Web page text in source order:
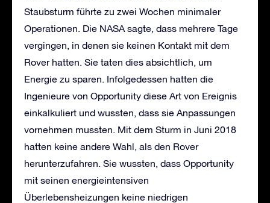
Staubsturm führte zu zwei Wochen minimaler
Operationen. Die NASA sagte, dass mehrere Tage
vergingen, in denen sie keinen Kontakt mit dem
Rover hatten. Sie taten dies absichtlich, um
Energie zu sparen. Infolgedessen hatten die
Ingenieure von Opportunity diese Art von Ereignis
einkalkuliert und wussten, dass sie Anpassungen
vornehmen mussten. Mit dem Sturm in Juni 2018
hatten keine andere Wahl, als den Rover
herunterzufahren. Sie wussten, dass Opportunity
mit seinen energieintensiven
Überlebensheizungen keine niedrigen